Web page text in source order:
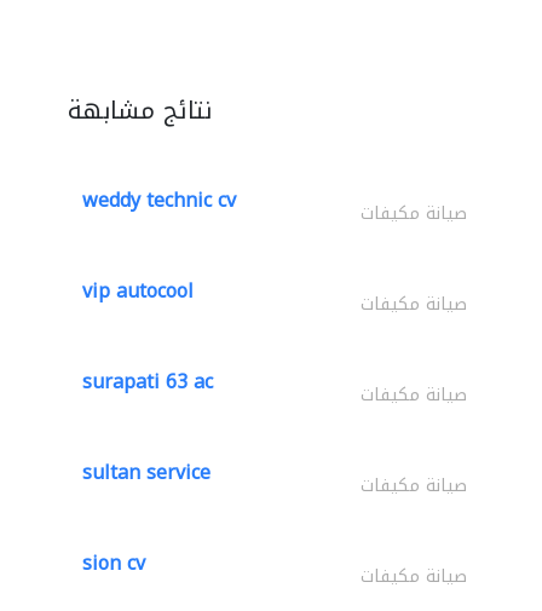
نتائج مشابهة
weddy technic cv صيانة مكيفات
vip autocool صيانة مكيفات
surapati 63 ac صيانة مكيفات
sultan service صيانة مكيفات
sion cv صيانة مكيفات